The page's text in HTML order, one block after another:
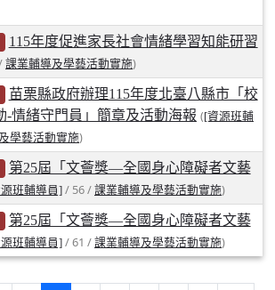
115年度促進家長社會情緒學習知能研習
課業輔導及學藝活動實施)
苗栗縣政府辦理115年度北臺八縣市「校
-情緒守門員」簡章及活動海報 ([資源班輔
學藝活動實施)
第25屆「文薈獎—全國身心障礙者文藝
班輔導員] / 56 / 課業輔導及學藝活動實施)
第25屆「文薈獎—全國身心障礙者文藝
班輔導員] / 61 / 課業輔導及學藝活動實施)